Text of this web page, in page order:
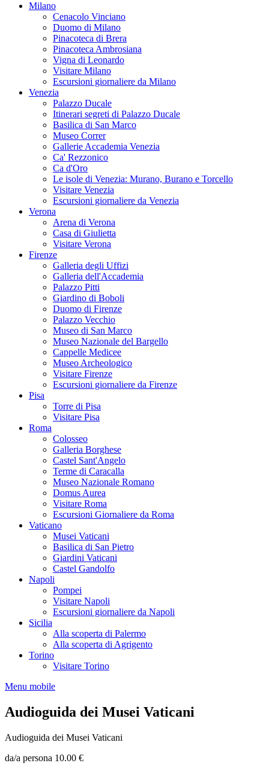
Milano
Cenacolo Vinciano
Duomo di Milano
Pinacoteca di Brera
Pinacoteca Ambrosiana
Vigna di Leonardo
Visitare Milano
Escursioni giornaliere da Milano
Venezia
Palazzo Ducale
Itinerari segreti di Palazzo Ducale
Basilica di San Marco
Museo Correr
Gallerie Accademia Venezia
Ca' Rezzonico
Ca d'Oro
Le isole di Venezia: Murano, Burano e Torcello
Visitare Venezia
Escursioni giornaliere da Venezia
Verona
Arena di Verona
Casa di Giulietta
Visitare Verona
Firenze
Galleria degli Uffizi
Galleria dell'Accademia
Palazzo Pitti
Giardino di Boboli
Duomo di Firenze
Palazzo Vecchio
Museo di San Marco
Museo Nazionale del Bargello
Cappelle Medicee
Museo Archeologico
Visitare Firenze
Escursioni giornaliere da Firenze
Pisa
Torre di Pisa
Visitare Pisa
Roma
Colosseo
Galleria Borghese
Castel Sant'Angelo
Terme di Caracalla
Museo Nazionale Romano
Domus Aurea
Visitare Roma
Escursioni Giornaliere da Roma
Vaticano
Musei Vaticani
Basilica di San Pietro
Giardini Vaticani
Castel Gandolfo
Napoli
Pompei
Visitare Napoli
Escursioni giornaliere da Napoli
Sicilia
Alla scoperta di Palermo
Alla scoperta di Agrigento
Torino
Visitare Torino
Menu mobile
Audioguida dei Musei Vaticani
Audioguida dei Musei Vaticani
da/a persona 10.00 €